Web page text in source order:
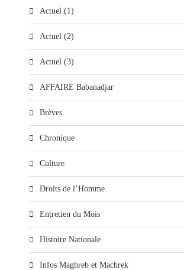
Actuel (1)
Actuel (2)
Actuel (3)
AFFAIRE Babanadjar
Brèves
Chronique
Culture
Droits de l’Homme
Entretien du Mois
Histoire Nationale
Infos Maghreb et Machrek